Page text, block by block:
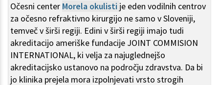
Očesni center Morela okulisti je eden vodilnih centrov
za očesno refraktivno kirurgijo ne samo v Sloveniji,
temveč v širši regiji. Edini v širši regiji imajo tudi
akreditacijo ameriške fundacije JOINT COMMISION
INTERNATIONAL, ki velja za najuglednejšo
akreditacijsko ustanovo na področju zdravstva. Da bi
jo klinika prejela mora izpolnjevati vrsto strogih